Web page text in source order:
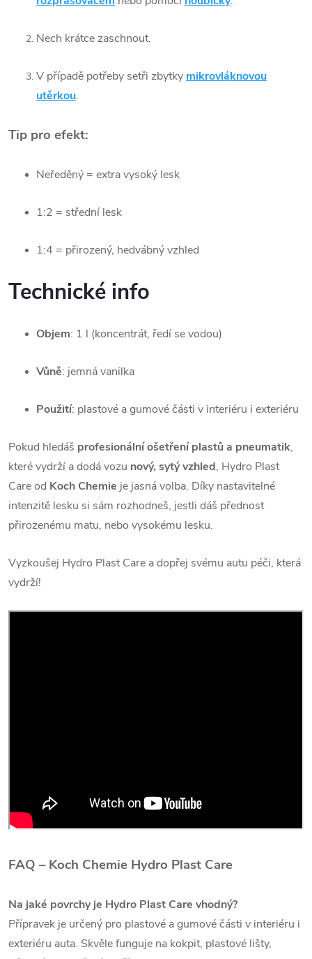
Nech krátce zaschnout.
V případě potřeby setři zbytky mikrovláknovou
utěrkou.
Tip pro efekt:
Neředěný = extra vysoký lesk
1:2 = střední lesk
1:4 = přirozený, hedvábný vzhled
Technické info
Objem: 1 l (koncentrát, ředí se vodou)
Vůně: jemná vanilka
Použití: plastové a gumové části v interiéru i exteriéru
Pokud hledáš profesionální ošetření plastů a pneumatik,
které vydrží a dodá vozu nový, sytý vzhled, Hydro Plast
Care od Koch Chemie je jasná volba. Díky nastavitelné
intenzitě lesku si sám rozhodneš, jestli dáš přednost
přirozenému matu, nebo vysokému lesku.
Vyzkoušej Hydro Plast Care a dopřej svému autu péči, která
vydrží!
FAQ – Koch Chemie Hydro Plast Care
Na jaké povrchy je Hydro Plast Care vhodný?
Přípravek je určený pro plastové a gumové části v interiéru i
exteriéru auta. Skvěle funguje na kokpit, plastové lišty,